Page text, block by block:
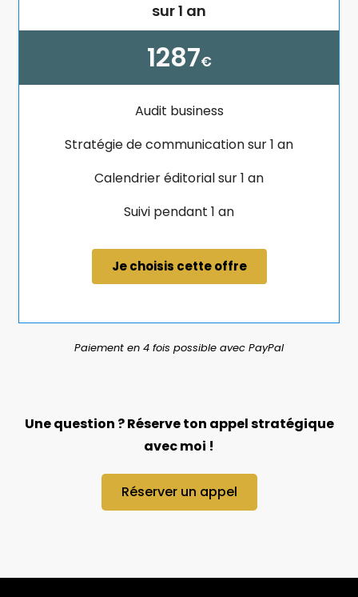
sur 1 an
1287€
Audit business
Stratégie de communication sur 1 an
Calendrier éditorial sur 1 an
Suivi pendant 1 an
Je choisis cette offre
Paiement en 4 fois possible avec PayPal
Une question ? Réserve ton appel stratégique
avec moi !
Réserver un appel